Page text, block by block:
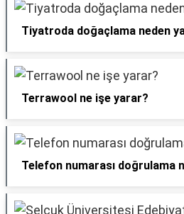
Tiyatroda doğaçlama neden
Terrawool ne işe yarar?
Telefon numarası doğrulama